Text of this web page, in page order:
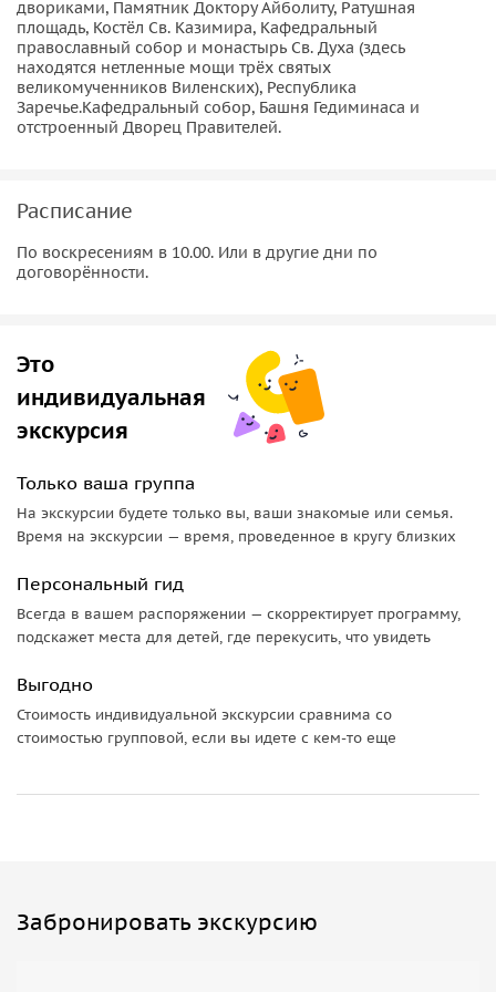
счастья», которая исполняет желания.
двориками, Памятник Доктору Айболиту, Ратушная
площадь, Костёл Св. Казимира, Кафедральный
православный собор и монастырь Св. Духа (здесь
находятся нетленные мощи трёх святых
великомученников Виленских), Республика
Заречье.Кафедральный собор, Башня Гедиминаса и
отстроенный Дворец Правителей.
Расписание
По воскресениям в 10.00. Или в другие дни по
договорённости.
Это
индивидуальная
экскурсия
Только ваша группа
На экскурсии будете только вы, ваши знакомые или семья.
Время на экскурсии — время, проведенное в кругу близких
Персональный гид
Всегда в вашем распоряжении — скорректирует программу,
подскажет места для детей, где перекусить, что увидеть
Выгодно
Стоимость индивидуальной экскурсии сравнима со
стоимостью групповой, если вы идете с кем-то еще
Забронировать экскурсию